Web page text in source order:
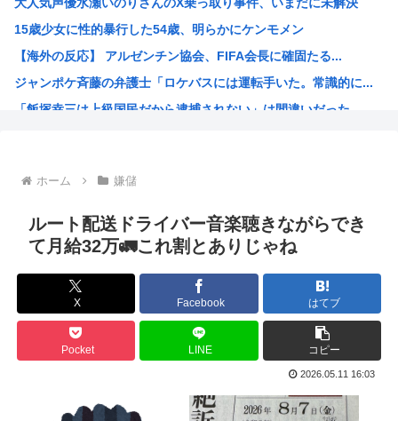
"テレビ大好き"高齢者の｢テレビ離れ｣が始まった
【絶望】大阪のトイレ、究極の二択を利用者に迫ってしまうw...
【悲報】妹さん、兄との旅行でダブルベッドを予約してしまう...
【悲報】イチローさんの晩年（2011-2019）の成績、...
大人気声優水瀬いのりさんのX乗っ取り事件、いまだに未解決
15歳少女に性的暴行した54歳、明らかにケンモメン
【海外の反応】 アルゼンチン協会、FIFA会長に確固たる...
ジャンポケ斉藤の弁護士「ロケバスには運転手いた。常識的に...
「飯塚幸三は上級国民だから逮捕されない」は間違いだった…...
海外「日本人はなんて気高いんだ！」 英高級紙も驚愕した極...
海外「子宮頸部には神経がないので痛みは感じませんよ」医者...
【愛知・長久手市】ジブリパークに新施設誕生へ 「風の谷の...
4時だから窓から4回安倍晋三連呼した
【画像】今期の覇権アニメが『天幕シャドウガール』に決まっ...
トランプの支持率低迷中の共和党、中間選挙では「民主党はも...
声優目指して上京したワイ、もう実家に帰ることを決意
【衝撃】 韓国人「エボシ御前の声の人、若い頃がこれかよ」
ホーム 嫌儲
ルート配送ドライバー音楽聴きながらでき
て月給32万🚛これ割とありじゃね
X Facebook はてブ
Pocket LINE コピー
2026.05.11 16:03